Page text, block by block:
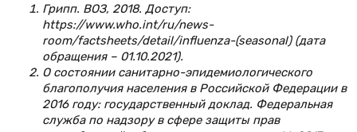
Грипп. ВОЗ, 2018. Доступ:
https://www.who.int/ru/news-
room/factsheets/detail/influenza-(seasonal) (дата
обращения – 01.10.2021).
О состоянии санитарно-эпидемиологического
благополучия населения в Российской Федерации в
2016 году: государственный доклад. Федеральная
служба по надзору в сфере защиты прав